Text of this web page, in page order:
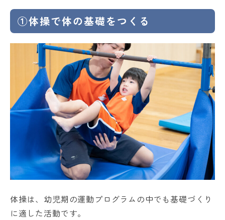
①体操で体の基礎をつくる
体操は、幼児期の運動プログラムの中でも基礎づくり
に適した活動です。